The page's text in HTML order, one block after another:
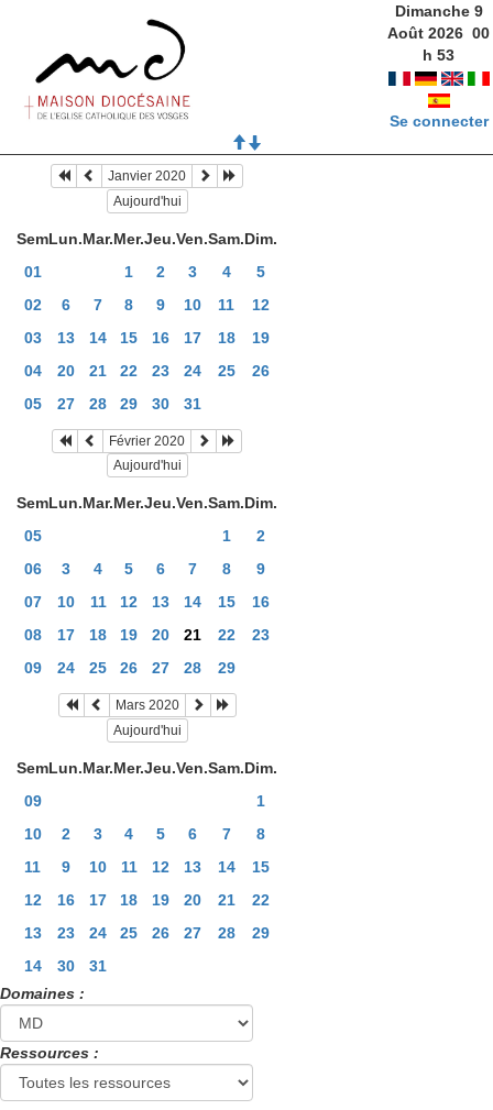
Dimanche 9
Août 2026 00
h53
Se connecter
Janvier 2020
Aujourd'hui
SemLun.Mar.Mer.Jeu.Ven.Sam.Dim.
01
1 2 3 4
5
02
6 7 8 9 10 11
12
03
13 14 15 16 17 18
19
04
20 21 22 23 24 25
26
05
27 28 29 30 31
Février 2020
Aujourd'hui
SemLun.Mar.Mer.Jeu.Ven.Sam.Dim.
05
1
2
06
3 4 5 6 7 8
9
07
10 11 12 13 14 15
16
08
17 18 19 20 21 22
23
09
24 25 26 27 28 29
Mars 2020
Aujourd'hui
SemLun.Mar.Mer.Jeu.Ven.Sam.Dim.
09
1
10
2 3 4 5 6 7
8
11
9 10 11 12 13 14
15
12
16 17 18 19 20 21
22
13
23 24 25 26 27 28
29
14
30
31
Domaines :
Ressources :